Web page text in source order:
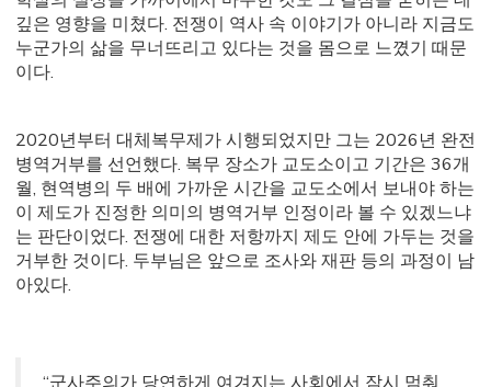
깊은 영향을 미쳤다. 전쟁이 역사 속 이야기가 아니라 지금도
누군가의 삶을 무너뜨리고 있다는 것을 몸으로 느꼈기 때문
이다.
2020년부터 대체복무제가 시행되었지만 그는 2026년 완전
병역거부를 선언했다. 복무 장소가 교도소이고 기간은 36개
월, 현역병의 두 배에 가까운 시간을 교도소에서 보내야 하는
이 제도가 진정한 의미의 병역거부 인정이라 볼 수 있겠느냐
는 판단이었다. 전쟁에 대한 저항까지 제도 안에 가두는 것을
거부한 것이다. 두부님은 앞으로 조사와 재판 등의 과정이 남
아있다.